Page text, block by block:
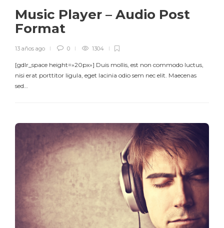
Music Player – Audio Post
Format
13 años ago 0 1304
[gdlr_space height=»20px»] Duis mollis, est non commodo luctus,
nisi erat porttitor ligula, eget lacinia odio sem nec elit. Maecenas
sed…